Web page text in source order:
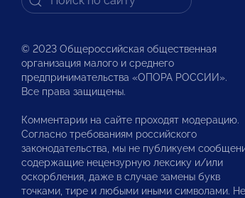
© 2023 Общероссийская общественная
организация малого и среднего
предпринимательства «ОПОРА РОССИИ».
Все права защищены.
Комментарии на сайте проходят модерацию.
Согласно требованиям российского
законодательства, мы не публикуем
содержащие нецензурную лексику и/или
оскорбления, даже в случае замены букв
точками, тире и любыми иными символами. Не